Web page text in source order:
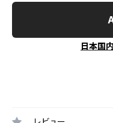
日本国